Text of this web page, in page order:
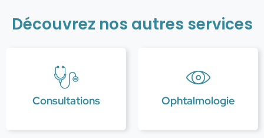
Découvrez nos autres services
Consultations Ophtalmologie